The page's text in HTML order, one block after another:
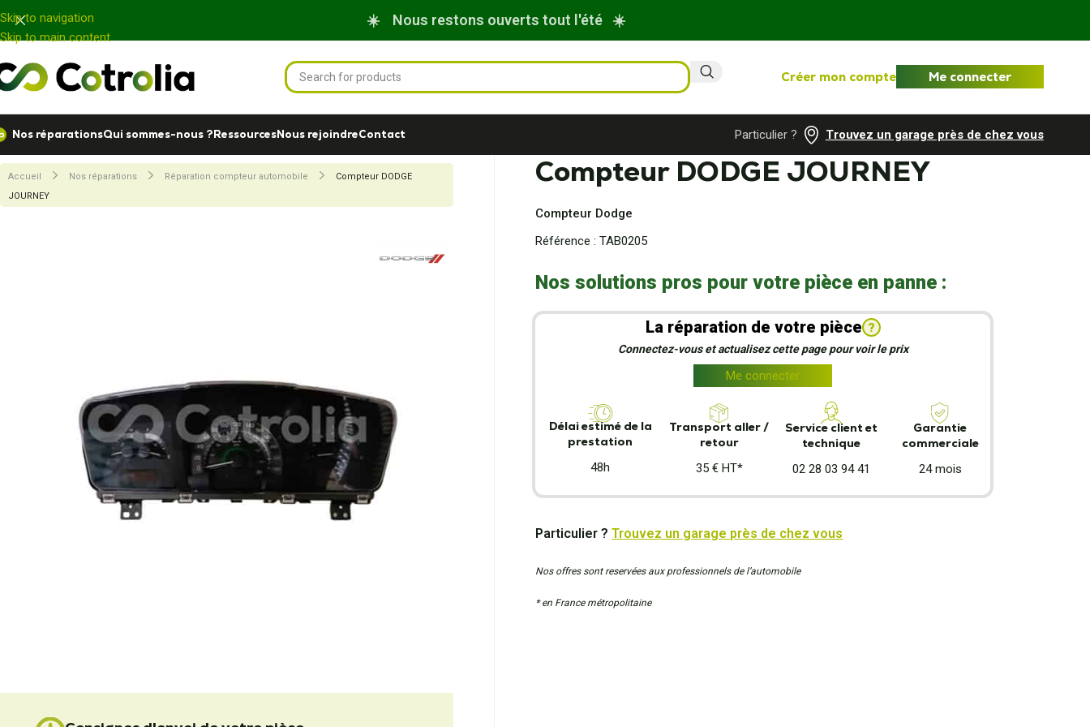
Panneau de gestion des cookies
Skip to navigation
Skip to main content
☀️ Nous restons ouverts tout l'été ☀️
Créer mon compte Me connecter
Nos réparationsQui sommes-nous ?RessourcesNous rejoindreContact Particulier ? Trouvez un garage près de chez vous
Compteur DODGE JOURNEY
Compteur Dodge
Référence :TAB0205
Nos solutions pros pour votre pièce en panne :
La réparation de votre pièce ?
Connectez-vous et actualisez cette page pour voir le prix
Me connecter
Délai estimé de la
prestation
48h
Transport aller /
retour
35 € HT*
Service client et
technique
02 28 03 94 41
Garantie
commerciale
24 mois
Particulier ?Trouvez un garage près de chez vous
Nos offres sont reservées aux professionnels de l’automobile
* en France métropolitaine
Accueil Nos réparations Réparation compteur automobile
Compteur DODGE
JOURNEY